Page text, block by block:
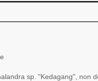
sp. "Kedagang", non